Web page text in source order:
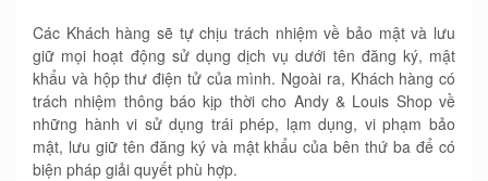
Các Khách hàng sẽ tự chịu trách nhiệm về bảo mật và lưu
giữ mọi hoạt động sử dụng dịch vụ dưới tên đăng ký, mật
khẩu và hộp thư điện tử của mình. Ngoài ra, Khách hàng có
trách nhiệm thông báo kịp thời cho Andy & Louis Shop về
những hành vi sử dụng trái phép, lạm dụng, vi phạm bảo
mật, lưu giữ tên đăng ký và mật khẩu của bên thứ ba để có
biện pháp giải quyết phù hợp.